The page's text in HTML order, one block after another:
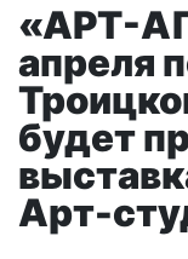
«АРТ-
апреля
будет
Арт-